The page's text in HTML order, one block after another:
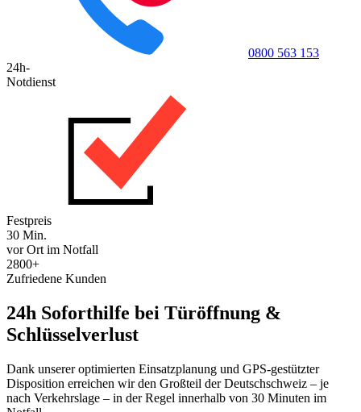
0800 563 153
24h-
Notdienst
Festpreis
30 Min.
vor Ort im Notfall
2800+
Zufriedene Kunden
24h Soforthilfe bei Türöffnung &
Schlüsselverlust
Dank unserer optimierten Einsatzplanung und GPS-gestützter
Disposition erreichen wir den Großteil der Deutschschweiz – je
nach Verkehrslage – in der Regel innerhalb von 30 Minuten im